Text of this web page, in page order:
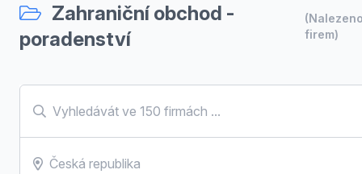
Zahraniční obchod -
poradenství
firem)